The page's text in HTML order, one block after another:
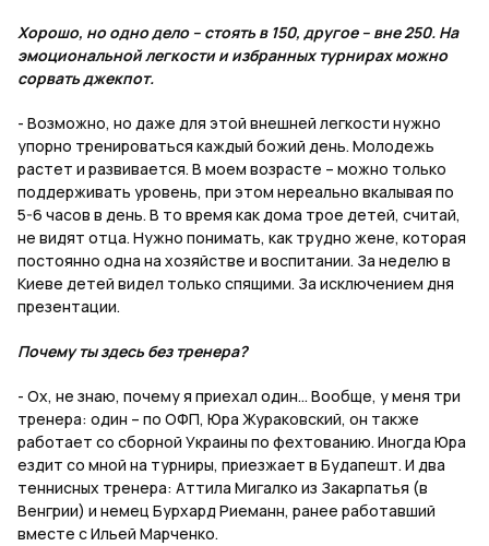
Хорошо, но одно дело – стоять в 150, другое – вне 250. На
эмоциональной легкости и избранных турнирах можно
сорвать джекпот.
- Возможно, но даже для этой внешней легкости нужно
упорно тренироваться каждый божий день. Молодежь
растет и развивается. В моем возрасте – можно только
поддерживать уровень, при этом нереально вкалывая по
5-6 часов в день. В то время как дома трое детей, считай,
не видят отца. Нужно понимать, как трудно жене, которая
постоянно одна на хозяйстве и воспитании. За неделю в
Киеве детей видел только спящими. За исключением дня
презентации.
Почему ты здесь без тренера?
- Ох, не знаю, почему я приехал один... Вообще, у меня три
тренера: один – по ОФП, Юра Жураковский, он также
работает со сборной Украины по фехтованию. Иногда Юра
ездит со мной на турниры, приезжает в Будапешт. И два
теннисных тренера: Аттила Мигалко из Закарпатья (в
Венгрии) и немец Бурхард Риеманн, ранее работавший
вместе с Ильей Марченко.